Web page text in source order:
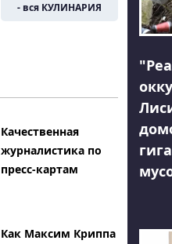
- вся КУЛИНАРИЯ
Качественная
журналистика по
пресс-картам
Как Максим Криппа